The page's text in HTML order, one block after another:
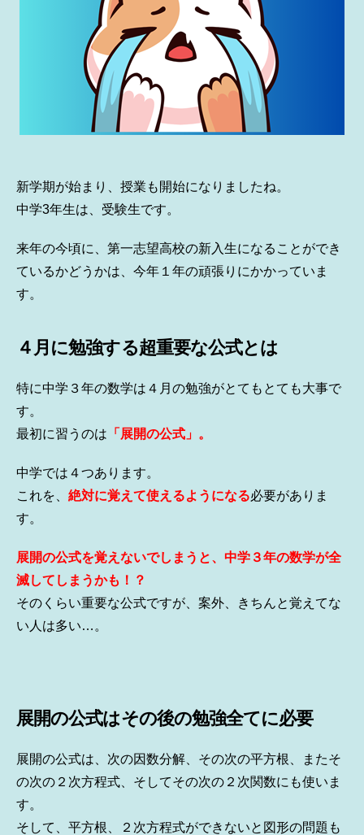
新学期が始まり、授業も開始になりましたね。
中学3年生は、受験生です。
来年の今頃に、第一志望高校の新入生になることができ
ているかどうかは、今年１年の頑張りにかかっていま
す。
４月に勉強する超重要な公式とは
特に中学３年の数学は４月の勉強がとてもとても大事で
す。
最初に習うのは 「展開の公式」。
中学では４つあります。
これを、 絶対に覚えて使えるようになる必要がありま
す。
展開の公式を覚えないでしまうと、中学３年の数学が全
滅してしまうかも！？
そのくらい重要な公式ですが、案外、きちんと覚えてな
い人は多い…。
展開の公式はその後の勉強全てに必要
展開の公式は、次の因数分解、その次の平方根、またそ
の次の２次方程式、そしてその次の２次関数にも使いま
す。
そして、平方根、２次方程式ができないと図形の問題も